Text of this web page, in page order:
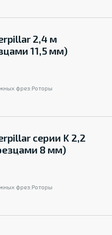
2,4 м
11,5 мм)
фрез:Роторы
серии K 2,2
8 мм)
фрез:Роторы